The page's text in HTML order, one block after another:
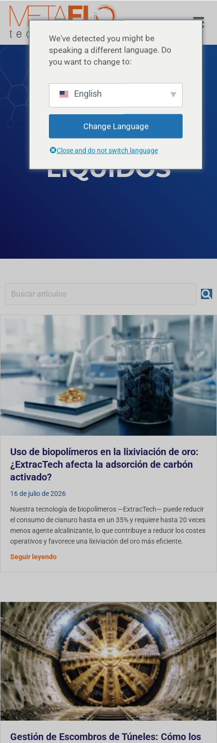
RESIDUOS
LÍQUIDOS
Uso de biopolímeros en la lixiviación de oro:
¿ExtracTech afecta la adsorción de carbón
activado?
16 de julio de 2026
Nuestra tecnología de biopolímeros —ExtracTech— puede reducir
el consumo de cianuro hasta en un 35% y requiere hasta 20 veces
menos agente alcalinizante, lo que contribuye a reducir los costes
operativos y favorece una lixiviación del oro más eficiente.
Seguir leyendo¿Afecta el uso de biopolímeros en la lixiviación de
Gestión de Escombros de Túneles: Cómo los
We've detected you might be
speaking a different language. Do
you want to change to:
English
Change Language
Close and do not switch language